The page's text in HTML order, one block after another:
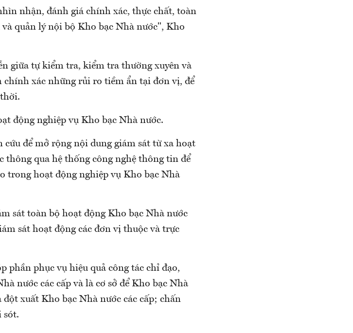
nhận, đánh giá chính xác, thực chất, toàn
quản lý nội bộ Kho bạc Nhà nước", Kho
giữa tự kiểm tra, kiểm tra thường xuyên và
chính xác những rủi ro tiềm ẩn tại đơn vị, để
động nghiệp vụ Kho bạc Nhà nước.
cứu để mở rộng nội dung giám sát từ xa hoạt
thông qua hệ thống công nghệ thông tin để
trong hoạt động nghiệp vụ Kho bạc Nhà
sát toàn bộ hoạt động Kho bạc Nhà nước
sát hoạt động các đơn vị thuộc và trực
phần phục vụ hiệu quả công tác chỉ đạo,
nước các cấp và là cơ sở để Kho bạc Nhà
xuất Kho bạc Nhà nước các cấp; chấn
sót.